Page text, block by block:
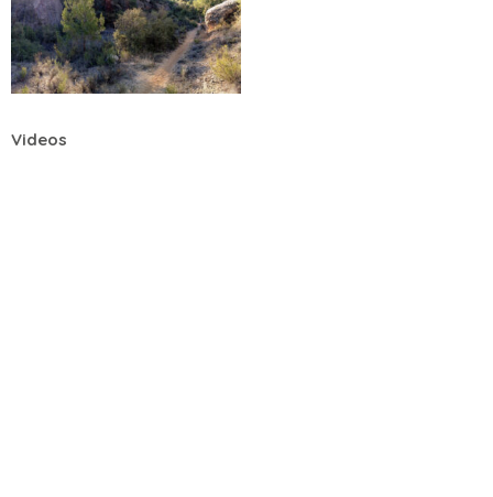
Videos